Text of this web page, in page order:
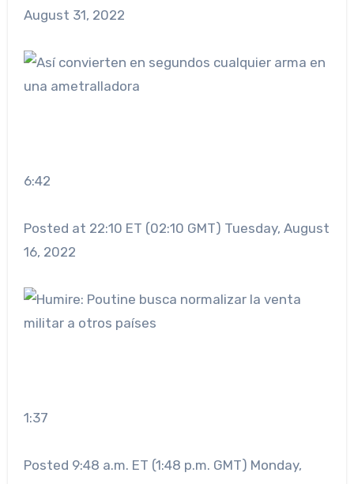
August 31, 2022
6:42
Posted at 22:10 ET (02:10 GMT) Tuesday, August
16, 2022
1:37
Posted 9:48 a.m. ET (1:48 p.m. GMT) Monday,